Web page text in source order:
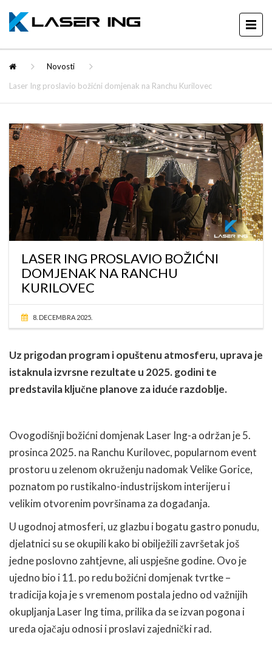
Novosti
Laser Ing proslavio božićni domjenak na Ranchu Kurilovec
LASER ING PROSLAVIO BOŽIĆNI
DOMJENAK NA RANCHU
KURILOVEC
8. DECEMBRA 2025.
Uz prigodan program i opuštenu atmosferu, uprava je
istaknula izvrsne rezultate u 2025. godini te
predstavila ključne planove za iduće razdoblje.
Ovogodišnji božićni domjenak Laser Ing-a održan je 5.
prosinca 2025. na Ranchu Kurilovec, popularnom event
prostoru u zelenom okruženju nadomak Velike Gorice,
poznatom po rustikalno-industrijskom interijeru i
velikim otvorenim površinama za događanja.
U ugodnoj atmosferi, uz glazbu i bogatu gastro ponudu,
djelatnici su se okupili kako bi obilježili završetak još
jedne poslovno zahtjevne, ali uspješne godine. Ovo je
ujedno bio i 11. po redu božićni domjenak tvrtke –
tradicija koja je s vremenom postala jedno od važnijih
okupljanja Laser Ing tima, prilika da se izvan pogona i
ureda ojačaju odnosi i proslavi zajednički rad.